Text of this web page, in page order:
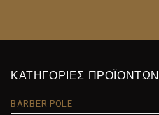
ΚΑΤΗΓΟΡΙΕΣ ΠΡΟΪΟΝΤΩΝ
BARBER POLE